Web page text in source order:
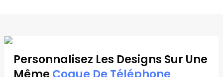
Personnalisez Les Designs Sur Une